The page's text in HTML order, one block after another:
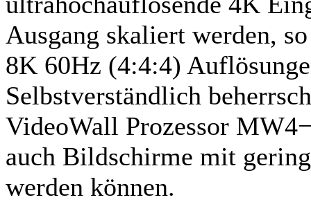
Ausgang skaliert werden,
8K 60Hz (4:4:4)
Selbstverständlich
VideoWall Prozessor
auch Bildschirme mit
werden können.